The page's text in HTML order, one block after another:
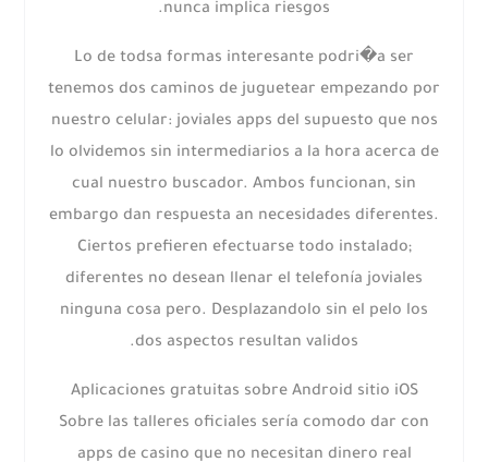
nunca implica riesgos.
Lo de todsa formas interesante podri�a ser
tenemos dos caminos de juguetear empezando por
nuestro celular: joviales apps del supuesto que nos
lo olvidemos sin intermediarios a la hora acerca de
cual nuestro buscador. Ambos funcionan, sin
embargo dan respuesta an necesidades diferentes.
Ciertos prefieren efectuarse todo instalado;
diferentes no desean llenar el telefonía joviales
ninguna cosa pero. Desplazandolo sin el pelo los
dos aspectos resultan validos.
Aplicaciones gratuitas sobre Android sitio iOS
Sobre las talleres oficiales serí­a comodo dar con
apps de casino que no necesitan dinero real